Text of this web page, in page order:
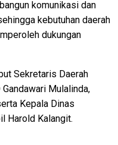
komunikasi dan
kebutuhan daerah
dukungan
Sekretaris Daerah
Mulalinda,
Kepala Dinas
Harold Kalangit.